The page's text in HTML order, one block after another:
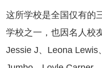
学校是全国仅有的三
学校之一，也因名人校
Jessie J、Leona Lewis